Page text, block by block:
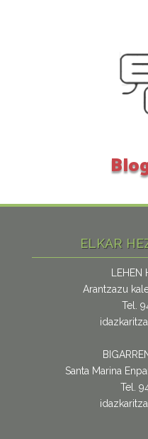
ELKAR
Arantzazu
Tel.
Santa Marina
Tel.